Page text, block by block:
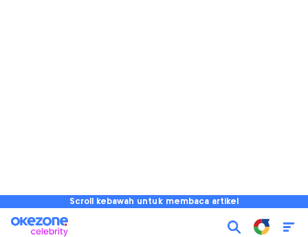
Scroll kebawah untuk membaca artikel